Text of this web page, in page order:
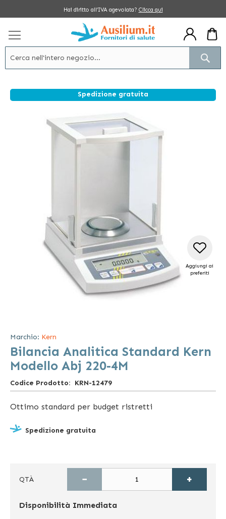
Hai diritto all’IVA agevolata? Clicca qui
Spedizione gratuita
galleria
di
immagini
Aggiungi ai
preferiti
Marchio: Kern
Bilancia Analitica Standard Kern
Modello Abj 220-4M
Codice Prodotto KRN-12479
Ottimo standard per budget ristretti
Spedizione gratuita
QTÀ − +
Disponibilità Immediata